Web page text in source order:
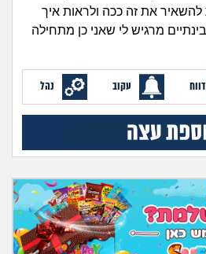
מתבגרים
לימודים וסטודנטים
עבודה וקריירה
חברים ואנשים
בית, שכנים ושותפים
את זה ככה ולראות איך
מרגיש לי שאני כן מתחילה
דווח עקוב נהל